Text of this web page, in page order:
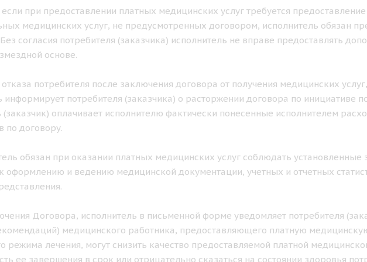
если при предоставлении платных медицинских услуг требуется
медицинских услуг, не предусмотренных договором, исполнитель обязан
согласия потребителя (заказчика) исполнитель не вправе предоставлять
основе.
отказа потребителя после заключения договора от получения медицинских
информирует потребителя (заказчика) о расторжении договора по инициативе
(заказчик) оплачивает исполнителю фактически понесенные исполнителем
по договору.
обязан при оказании платных медицинских услуг соблюдать
оформлению и ведению медицинской документации, учетных и отчетных
Договора, исполнитель в письменной форме уведомляет потребителя
медицинского работника, предоставляющего платную
режима лечения, могут снизить качество предоставляемой платной
ее завершения в срок или отрицательно сказаться на состоянии здоровья